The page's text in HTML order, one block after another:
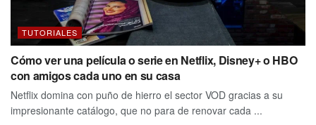
TUTORIALES
Cómo ver una película o serie en Netflix, Disney+ o HBO
con amigos cada uno en su casa
Netflix domina con puño de hierro el sector VOD gracias a su
impresionante catálogo, que no para de renovar cada ...